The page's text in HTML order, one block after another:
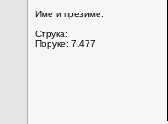
Име и презиме:
Струка:
Поруке: 7.477